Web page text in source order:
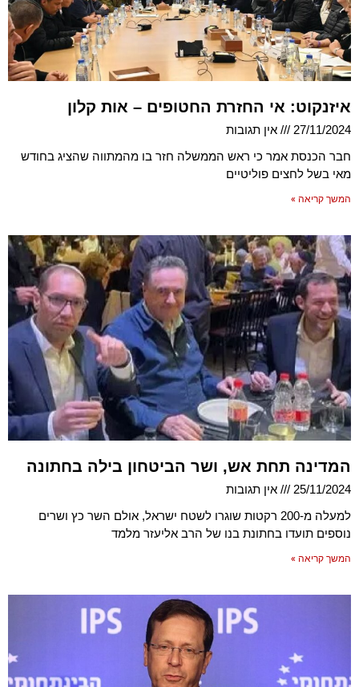
איזנקוט: אי החזרת החטופים – אות קלון
27/11/2024
אין תגובות
חבר הכנסת אמר כי ראש הממשלה חזר בו מהמתווה שהציג בחודש
מאי בשל לחצים פוליטיים
המשך קריאה »
המדינה תחת אש, ושר הביטחון בילה בחתונה
25/11/2024
אין תגובות
למעלה מ-200 רקטות שוגרו לשטח ישראל, אולם השר כץ ושרים
נוספים תועדו בחתונת בנו של הרב אליעזר מלמד
המשך קריאה »